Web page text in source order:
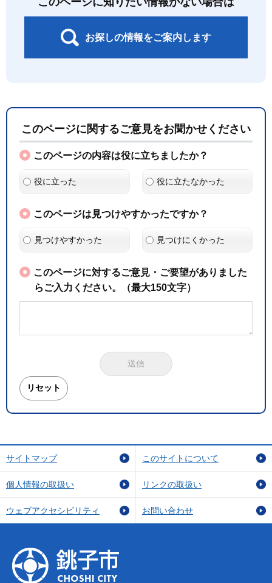
お探しの情報をご案内します
このページに関するご意見をお聞かせください
このページの内容は役に立ちましたか？
役に立った 役に立たなかった
このページは見つけやすかったですか？
見つけやすかった 見つけにくかった
このページに対するご意見・ご要望がありました
らご入力ください。（最大150文字）
サイトマップ このサイトについて
個人情報の取扱い リンクの取扱い
ウェブアクセシビリティ お問い合わせ